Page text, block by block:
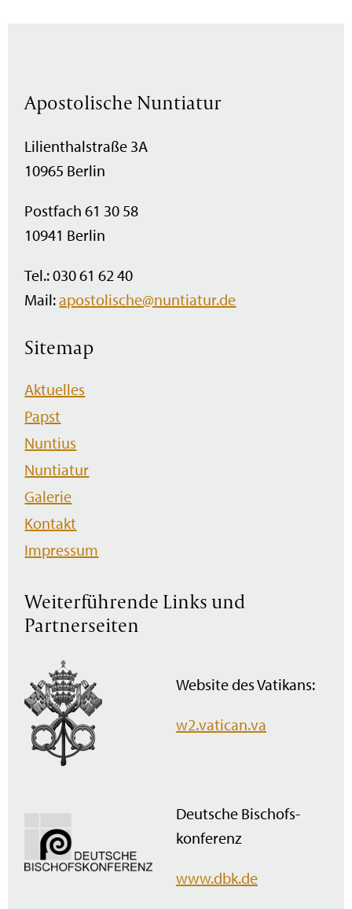
Apostolische Nuntiatur
Lilienthalstraße 3A
10965 Berlin
Postfach 61 30 58
10941 Berlin
Tel.: 030 61 62 40
Mail:apostolische@nuntiatur.de
Sitemap
Navigation
überspringen
Aktuelles
Papst
Nuntius
Nuntiatur
Galerie
Kontakt
Impressum
Weiterführende Links und
Partnerseiten
Website des Vatikans:
w2.vatican.va
Deutsche Bischofs­
konferenz
www.dbk.de